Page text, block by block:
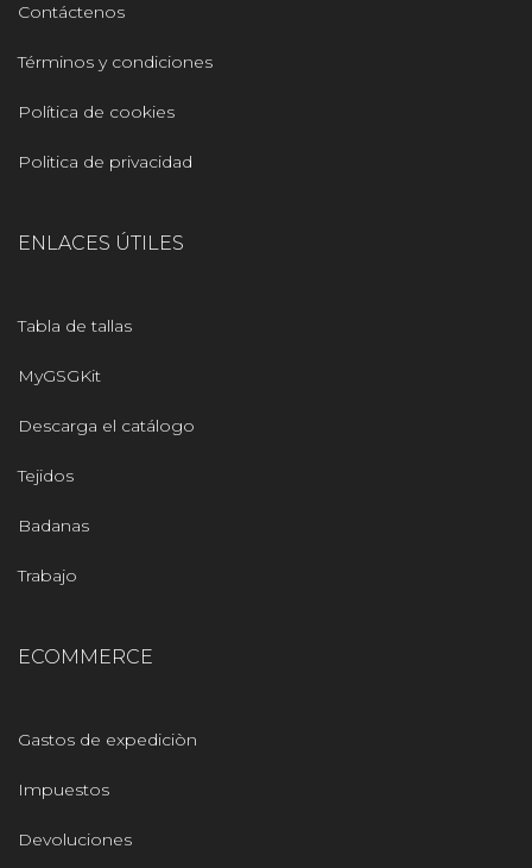
Contáctenos
Términos y condiciones
Política de cookies
Politica de privacidad
ENLACES ÚTILES
Tabla de tallas
MyGSGKit
Descarga el catálogo
Tejidos
Badanas
Trabajo
ECOMMERCE
Gastos de expediciòn
Impuestos
Devoluciones